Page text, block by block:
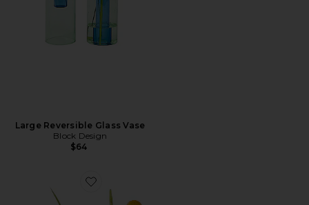
Large Reversible Glass Vase
Block Design
$64
Favorite Small Reversible Glass Vase